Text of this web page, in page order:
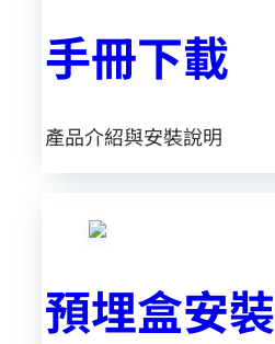
手冊下載
產品介紹與安裝說明
預埋盒安裝